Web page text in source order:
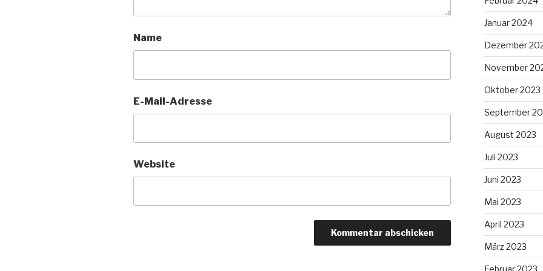
Name
E-Mail-Adresse
Website
Januar 2024
Dezember
November
Oktober 2023
September
August 2023
Juli 2023
Juni 2023
Mai 2023
April 2023
März 2023